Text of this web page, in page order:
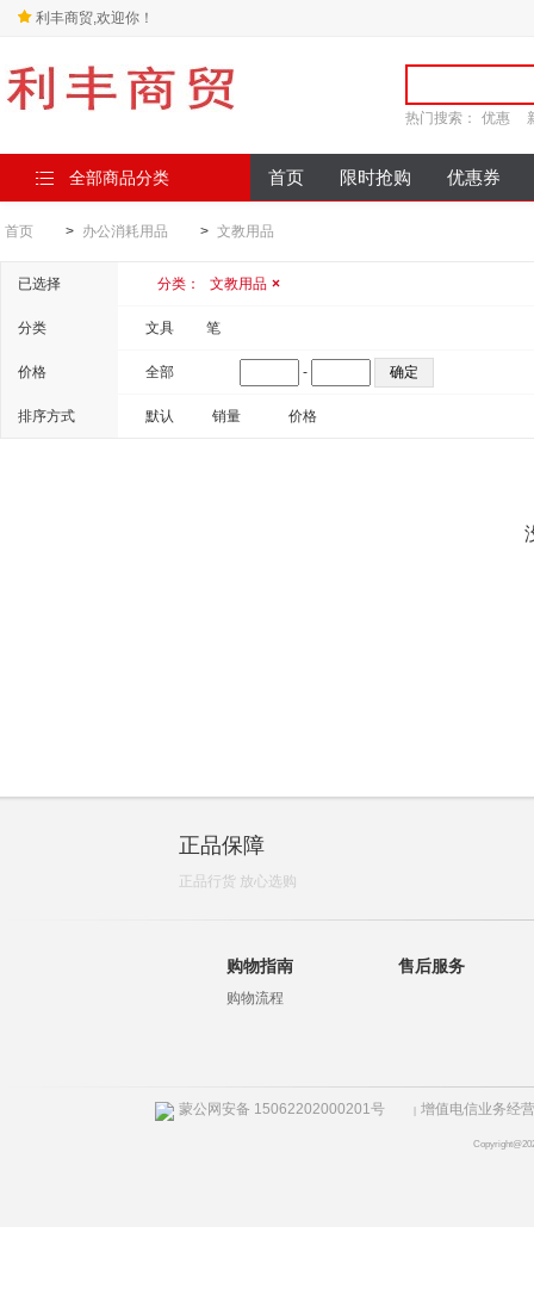
利丰商贸,欢迎你！
热门搜索： 优惠
全部商品分类 首页 限时抢购 优惠券
首页 > 办公消耗用品 > 文教用品
已选择 分类： 文教用品 ×
分类 文具 笔
价格 全部 -
排序方式 默认 销量 价格
正品保障
正品行货 放心选购
购物指南
购物流程
售后服务
蒙公网安备 15062202000201号 | 增值电信业务经